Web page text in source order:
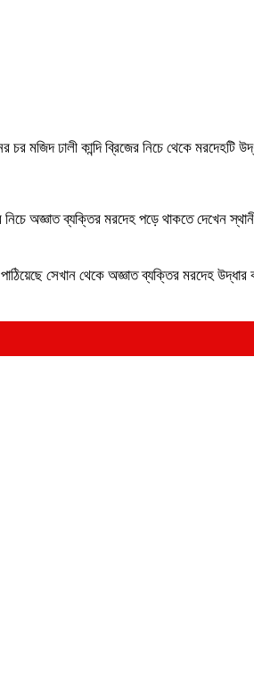
মজিদ ঢালী কান্দি ব্রিজের নিচে থেকে মরদেহটি
অজ্ঞাত ব্যক্তির মরদেহ পড়ে থাকতে দেখেন
সেখান থেকে অজ্ঞাত ব্যক্তির মরদেহ উদ্ধার